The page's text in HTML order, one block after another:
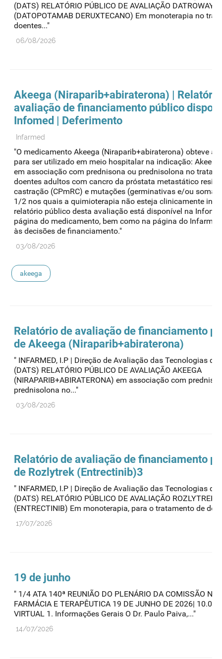
(DATS) RELATÓRIO PÚBLICO DE AVALIAÇÃO DATROWAY
(DATOPOTAMAB DERUXTECANO) Em monoterapia no
doentes..."
06/08/2026
Akeega (Niraparib+abiraterona) |
avaliação de financiamento público
Infomed | Deferimento
Infarmed
"O medicamento Akeega (Niraparib+abiraterona) obteve
para ser utilizado em meio hospitalar na indicação:
em associação com prednisona ou prednisolona no
doentes adultos com cancro da próstata metastático
castração (CPmRC) e mutações (germinativas e/ou
1/2 nos quais a quimioterapia não esteja clinicamente
relatório público desta avaliação está disponível na
página do medicamento, bem como na página do
às decisões de financiamento."
03/08/2026
akeega
Relatório de avaliação de financiamento
de Akeega (Niraparib+abiraterona)
" INFARMED, I.P | Direção de Avaliação das Tecnologias de
(DATS) RELATÓRIO PÚBLICO DE AVALIAÇÃO AKEEGA
(NIRAPARIB+ABIRATERONA) em associação com
prednisolona no..."
03/08/2026
Relatório de avaliação de financiamento
de Rozlytrek (Entrectinib)3
" INFARMED, I.P | Direção de Avaliação das Tecnologias de
(DATS) RELATÓRIO PÚBLICO DE AVALIAÇÃO ROZLYTREK
(ENTRECTINIB) Em monoterapia, para o tratamento de
17/07/2026
19 de junho
" 1/4 ATA 140ª REUNIÃO DO PLENÁRIO DA COMISSÃO
FARMÁCIA E TERAPÊUTICA 19 DE JUNHO DE 2026| 10.00
VIRTUAL 1. Informações Gerais O Dr. Paulo Paiva,..."
14/07/2026